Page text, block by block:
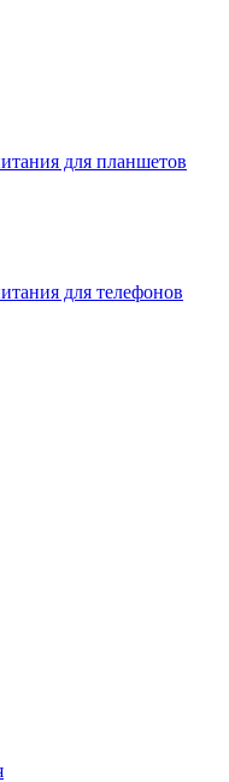
для планшетов
для телефонов